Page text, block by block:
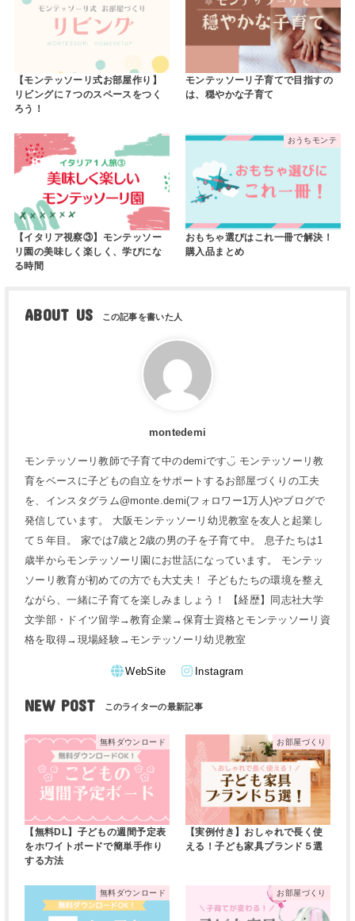
【モンテッソーリ式お部屋作り】
リビングに７つのスペースをつく
ろう！
モンテッソーリ子育てで目指すの
は、穏やかな子育て
【イタリア視察③】モンテッソー
リ園の美味しく楽しく、学びにな
る時間
おうちモンテ
おもちゃ選びはこれ一冊で解決！
購入品まとめ
ABOUT US
montedemi
モンテッソーリ教師で子育て中のdemiです◡̈ モンテッソーリ教
育をベースに子どもの自立をサポートするお部屋づくりの工夫
を、インスタグラム@monte.demi(フォロワー1万人)やブログで
発信しています。 大阪モンテッソーリ幼児教室を友人と起業し
て５年目。 家では7歳と2歳の男の子を子育て中。 息子たちは1
歳半からモンテッソーリ園にお世話になっています。 モンテッ
ソーリ教育が初めての方でも大丈夫！ 子どもたちの環境を整え
ながら、一緒に子育てを楽しみましょう！ 【経歴】同志社大学
文学部・ドイツ留学→教育企業→保育士資格とモンテッソーリ資
格を取得→現場経験→モンテッソーリ幼児教室
WebSite Instagram
NEW POST
無料ダウンロード
【無料DL】子どもの週間予定表
をホワイトボードで簡単手作り
する方法
お部屋づくり
【実例付き】おしゃれで長く使
える！子ども家具ブランド５選
無料ダウンロード お部屋づくり